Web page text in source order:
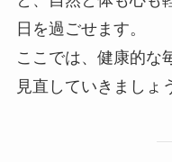
日を過ごせます。
ここでは、健康的な
見直していきましょ